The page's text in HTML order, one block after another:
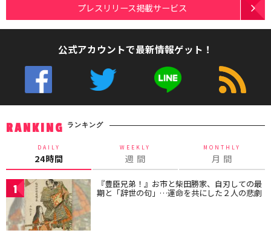
プレスリリース掲載サービス
公式アカウントで最新情報ゲット！
RANKING ランキング
DAILY
24時間
WEEKLY
週 間
MONTHLY
月 間
1 『豊臣兄弟！』お市と柴田勝家、自刃しての最
期と「辞世の句」…運命を共にした２人の悲劇